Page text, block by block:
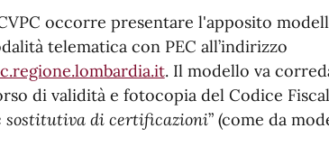
occorre presentare l'apposito
telematica con PEC all’indirizzo
. Il modello va
di validità e fotocopia del Codice
sostitutiva di certificazioni” (come da